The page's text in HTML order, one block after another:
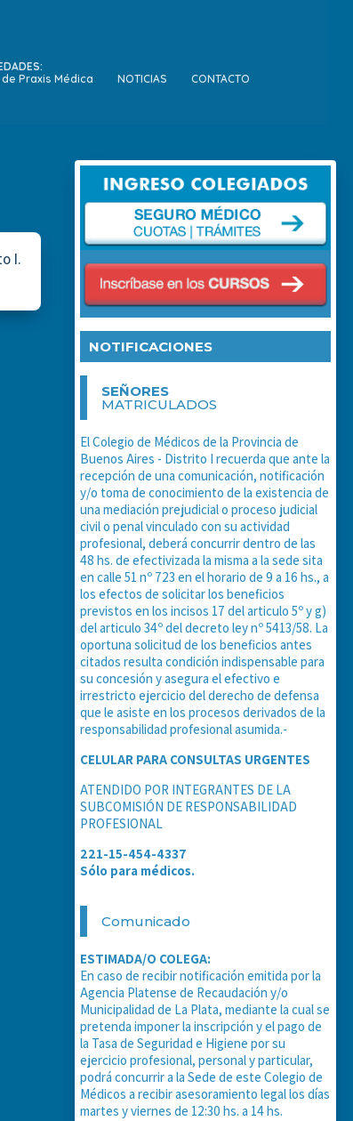
Praxis Médica
NOTICIAS CONTACTO
I.
NOTIFICACIONES
SEÑORES
MATRICULADOS
El Colegio de Médicos de la Provincia de
Buenos Aires - Distrito I recuerda que ante la
recepción de una comunicación, notificación
y/o toma de conocimiento de la existencia de
una mediación prejudicial o proceso judicial
civil o penal vinculado con su actividad
profesional, deberá concurrir dentro de las
48 hs. de efectivizada la misma a la sede sita
en calle 51 nº 723 en el horario de 9 a 16 hs., a
los efectos de solicitar los beneficios
previstos en los incisos 17 del articulo 5º y g)
del articulo 34º del decreto ley nº 5413/58. La
oportuna solicitud de los beneficios antes
citados resulta condición indispensable para
su concesión y asegura el efectivo e
irrestricto ejercicio del derecho de defensa
que le asiste en los procesos derivados de la
responsabilidad profesional asumida.-
CELULAR PARA CONSULTAS URGENTES
ATENDIDO POR INTEGRANTES DE LA
SUBCOMISIÓN DE RESPONSABILIDAD
PROFESIONAL
221-15-454-4337
Sólo para médicos.
Comunicado
ESTIMADA/O COLEGA:
En caso de recibir notificación emitida por la
Agencia Platense de Recaudación y/o
Municipalidad de La Plata, mediante la cual se
pretenda imponer la inscripción y el pago de
la Tasa de Seguridad e Higiene por su
ejercicio profesional, personal y particular,
podrá concurrir a la Sede de este Colegio de
Médicos a recibir asesoramiento legal los días
martes y viernes de 12:30 hs. a 14 hs.